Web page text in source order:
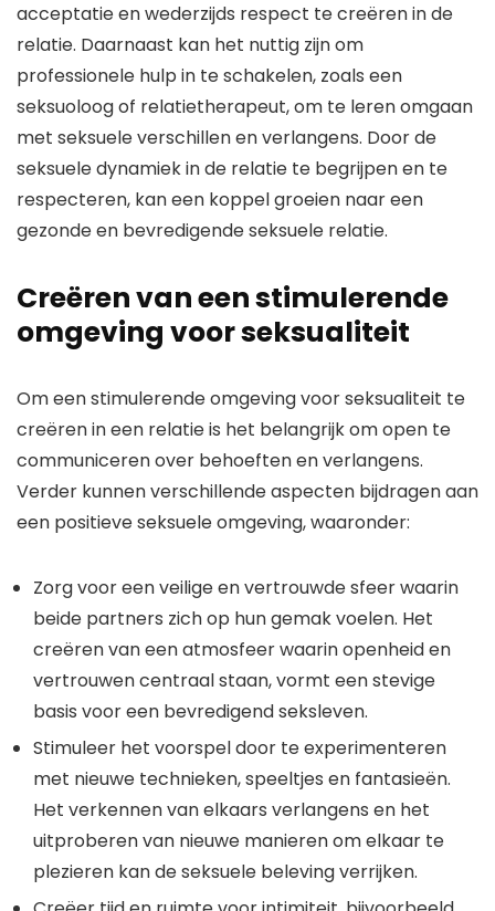
acceptatie en wederzijds respect te creëren in de
relatie. Daarnaast kan het nuttig zijn om
professionele hulp in te schakelen, zoals een
seksuoloog of relatietherapeut, om te leren omgaan
met seksuele verschillen en verlangens. Door de
seksuele dynamiek in de relatie te begrijpen en te
respecteren, kan een koppel groeien naar een
gezonde en bevredigende seksuele relatie.
Creëren van een stimulerende
omgeving voor seksualiteit
Om een stimulerende omgeving voor seksualiteit te
creëren in een relatie is het belangrijk om open te
communiceren over behoeften en verlangens.
Verder kunnen verschillende aspecten bijdragen aan
een positieve seksuele omgeving, waaronder:
Zorg voor een veilige en vertrouwde sfeer waarin
beide partners zich op hun gemak voelen. Het
creëren van een atmosfeer waarin openheid en
vertrouwen centraal staan, vormt een stevige
basis voor een bevredigend seksleven.
Stimuleer het voorspel door te experimenteren
met nieuwe technieken, speeltjes en fantasieën.
Het verkennen van elkaars verlangens en het
uitproberen van nieuwe manieren om elkaar te
plezieren kan de seksuele beleving verrijken.